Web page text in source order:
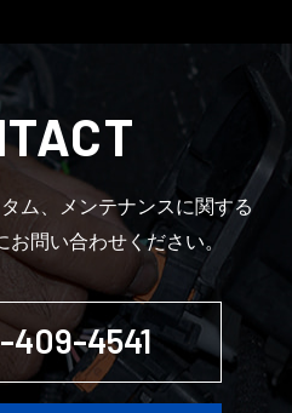
ム、メンテナンスに関する
お問い合わせください。
409-4541